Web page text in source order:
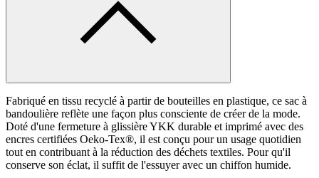
Fabriqué en tissu recyclé à partir de bouteilles en plastique, ce sac à
bandoulière reflète une façon plus consciente de créer de la mode.
Doté d'une fermeture à glissière YKK durable et imprimé avec des
encres certifiées Oeko-Tex®, il est conçu pour un usage quotidien
tout en contribuant à la réduction des déchets textiles. Pour qu'il
conserve son éclat, il suffit de l'essuyer avec un chiffon humide.